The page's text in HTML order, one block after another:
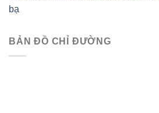
bạ
BẢN ĐỒ CHỈ ĐƯỜNG